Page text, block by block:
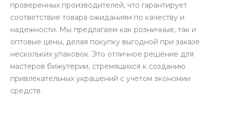
проверенных производителей, что гарантирует
соответствие товара ожиданиям по качеству и
надежности. Мы предлагаем как розничные, так и
оптовые цены, делая покупку выгодной при заказе
нескольких упаковок. Это отличное решение для
мастеров бижутерии, стремящихся к созданию
привлекательных украшений с учетом экономии
средств.